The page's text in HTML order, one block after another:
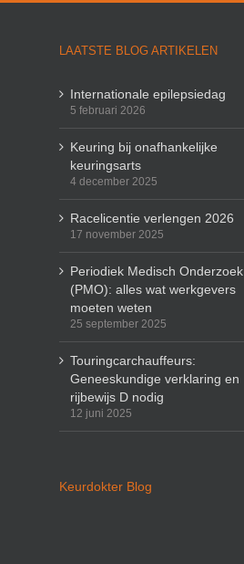
LAATSTE BLOG ARTIKELEN
Internationale epilepsiedag
5 februari 2026
Keuring bij onafhankelijke
keuringsarts
4 december 2025
Racelicentie verlengen 2026
17 november 2025
Periodiek Medisch Onderzoek
(PMO): alles wat werkgevers
moeten weten
25 september 2025
Touringcarchauffeurs:
Geneeskundige verklaring en
rijbewijs D nodig
12 juni 2025
Keurdokter Blog